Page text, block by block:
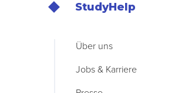
StudyHelp
Über uns
Jobs & Karriere